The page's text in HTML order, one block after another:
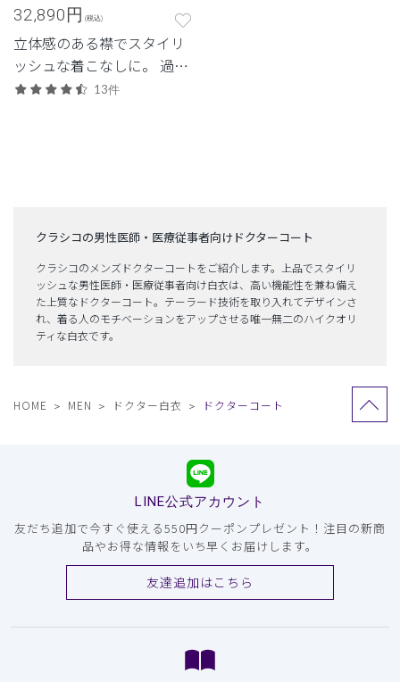
クラシコの男性医師・医療従事者向けドクターコート
クラシコのメンズドクターコートをご紹介します。上品でスタイリ
ッシュな男性医師・医療従事者向け白衣は、高い機能性を兼ね備え
た上質なドクターコート。テーラード技術を取り入れてデザインさ
れ、着る人のモチベーションをアップさせる唯一無二のハイクオリ
ティな白衣です。
32,890円 (税込)
立体感のある襟でスタイリ
ッシュな着こなしに。 過去
の人気モデルが復刻。
13件
HOME MEN ドクター白衣 ドクターコート
LINE公式アカウント
友だち追加で今すぐ使える550円クーポンプレゼント！注目の新商
品やお得な情報をいち早くお届けします。
友達追加はこちら